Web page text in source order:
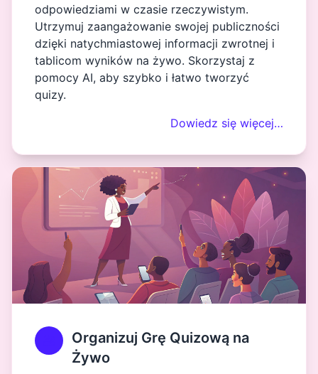
odpowiedziami w czasie rzeczywistym.
Utrzymuj zaangażowanie swojej publiczności
dzięki natychmiastowej informacji zwrotnej i
tablicom wyników na żywo. Skorzystaj z
pomocy AI, aby szybko i łatwo tworzyć
quizy.
Dowiedz się więcej…
Organizuj Grę Quizową na
Żywo